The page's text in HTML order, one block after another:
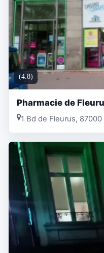
(4.8)
Pharmacie de
1 Bd de Fleurus,